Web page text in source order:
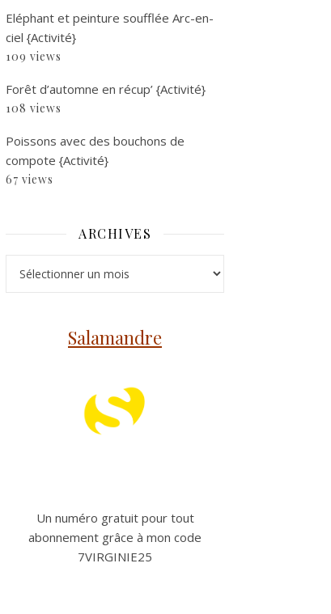
Eléphant et peinture soufflée Arc-en-
ciel {Activité}
109 views
Forêt d’automne en récup’ {Activité}
108 views
Poissons avec des bouchons de
compote {Activité}
67 views
ARCHIVES
Salamandre
Un numéro gratuit pour tout
abonnement grâce à mon code
7VIRGINIE25